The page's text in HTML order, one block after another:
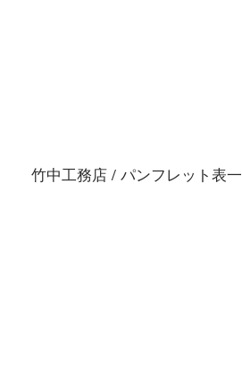
竹中工務店 / パンフレット表一